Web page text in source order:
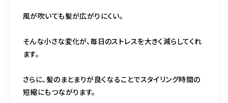
風が吹いても髪が広がりにくい。
そんな小さな変化が、毎日のストレスを大きく減らしてくれ
ます。
さらに、髪のまとまりが良くなることでスタイリング時間の
短縮にもつながります。